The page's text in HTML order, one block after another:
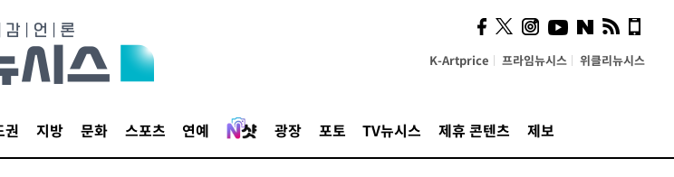
K-Artprice 프라임뉴시스 위클리뉴시스
권 지방 문화 스포츠 연예 광장 포토 TV뉴시스 제휴 콘텐츠 제보